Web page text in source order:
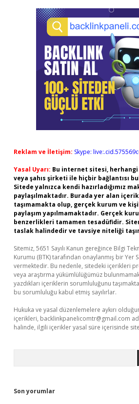
Reklam ve İletişim: Skype:
Yasal Uyarı: Bu internet sitesi,
veya şahıs şirketi ile hiçbir bağlantısı
Sitede yalnızca kendi hazırladığımız
paylaşılmaktadır. Burada yer alan
taşımamakta olup, gerçek kurum ve
paylaşım yapılmamaktadır. Gerçek
benzerlikleri tamamen tesadüfidir.
taslak halindedir ve tavsiye niteliği
Sitemiz, 5651 Sayılı Kanun gereğince Bilgi
Kurumu (BTK) tarafından onaylanmış bir Yer
vermektedir. Bu nedenle, sitedeki içerikleri
veya araştırma yükümlülüğümüz
yazdıkları içeriklerin sorumluluğunu
bu sorumluluğu kabul etmiş sayılırlar.
Hukuka ve yasal düzenlemelere aykırı
içerikleri, backlinkpanelicomtr@gmail.com
halinde, ilgili içerikler yasal süre içerisinde
Son yorumlar